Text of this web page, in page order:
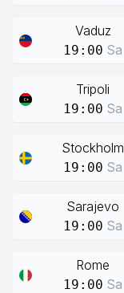
Vaduz
19:00 Sa
Tripoli
19:00 Sa
Stockholm
19:00 Sa
Sarajevo
19:00 Sa
Rome
19:00 Sa